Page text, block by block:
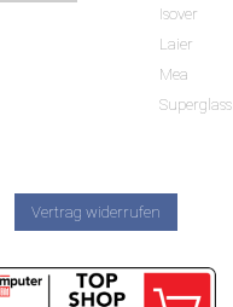
Isover
Laier
Mea
Superglass
Vertrag widerrufen